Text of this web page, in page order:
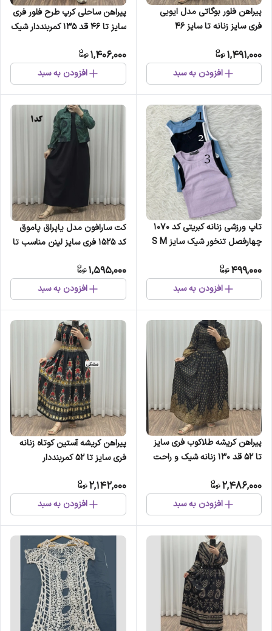
پیراهن فلور بوگاتی مدل ایوبی
فری سایز زنانه تا سایز 46
سایه نمیاندازد
1,491,000
افزودن به سبد
پیراهن ساحلی کرپ طرح فلور فری
سایز تا 46 قد 135 کمربنددار شیک
1,406,000
افزودن به سبد
تاپ ورزشی زنانه کبریتی کد 1070
چهارفصل تنخور شیک سایز S M
499,000
افزودن به سبد
کت سارافون مدل یاپراق پاموق
کد 1525 فری سایز لینن مناسب تا
1,595,000
افزودن به سبد
پیراهن کریشه طلاکوب فری سایز
تا 52 قد 130 زنانه شیک و راحت
رفت
2,486,000
افزودن به سبد
پیراهن کریشه آستین کوتاه زنانه
فری سایز تا 52 کمربنددار
1181
2,142,000
افزودن به سبد